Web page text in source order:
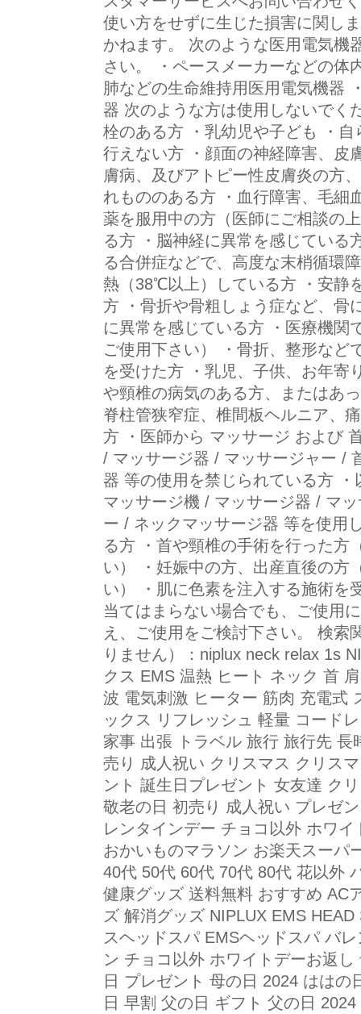
使い方をせずに生じた損害に関し
かねます。 次のような医用電気機
さい。 ・ペースメーカーなどの体
肺などの生命維持用医用電気機器
器 次のような方は使用しないでく
栓のある方 ・乳幼児や子ども ・
行えない方 ・顔面の神経障害、皮
膚病、及びアトピー性皮膚炎の方
れもののある方 ・血行障害、毛細
薬を服用中の方（医師にご相談の
る方 ・脳神経に異常を感じている
る合併症などで、高度な末梢循環
熱（38℃以上）している方 ・安静
方 ・骨折や骨粗しょう症など、骨
に異常を感じている方 ・医療機関
ご使用下さい） ・骨折、整形など
を受けた方 ・乳児、子供、お年寄
や頸椎の病気のある方、またはあ
脊柱管狭窄症、椎間板ヘルニア、
方 ・医師から マッサージ および
/ マッサージ器 / マッサージャー /
器 等の使用を禁じられている方
マッサージ機 / マッサージ器 / マ
ー / ネックマッサージ器 等を使用
る方 ・首や頸椎の手術を行った方
い） ・妊娠中の方、出産直後の方
い） ・肌に色素を注入する施術を
当てはまらない場合でも、ご使用
え、ご使用をご検討下さい。 検索
りません）：niplux neck relax 1s
クス EMS 温熱 ヒート ネック 首
波 電気刺激 ヒーター 筋肉 充電式
ックス リフレッシュ 軽量 コード
家事 出張 トラベル 旅行 旅行先
売り 成人祝い クリスマス クリス
ント 誕生日プレゼント 女友達 ク
敬老の日 初売り 成人祝い プレゼ
レンタインデー チョコ以外 ホワ
おかいものマラソン お楽天スーパ
40代 50代 60代 70代 80代 花以外
健康グッズ 送料無料 おすすめ AC
ズ 解消グッズ NIPLUX EMS
スヘッドスパ EMSヘッドスパ バ
ン チョコ以外 ホワイトデーお返
日 プレゼント 母の日 2024 はは
日 早割 父の日 ギフト 父の日